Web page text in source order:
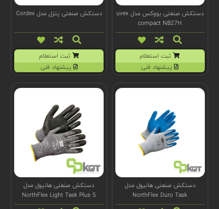
دستکش صنعتی یووکس مدل uvex
compact NB27H
ثبت استعلام
پیشنهاد فنی
دستکش صنعتی پتزل مدل Cordex
ثبت استعلام
پیشنهاد فنی
دستکش صنعتی هانیول مدل
NorthFlex Duro Task
دستکش صنعتی هانیول مدل
NorthFlex Light Task Plus 5